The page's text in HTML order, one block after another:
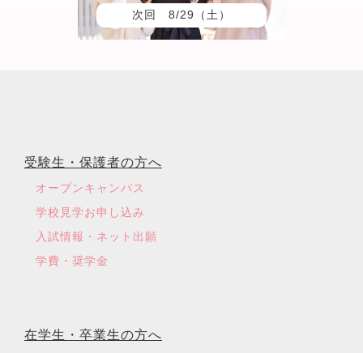
次回 8/29（土）
受験生・保護者の方へ
オープンキャンパス
学校見学お申し込み
入試情報・ネット出願
学費・奨学金
在学生・卒業生の方へ